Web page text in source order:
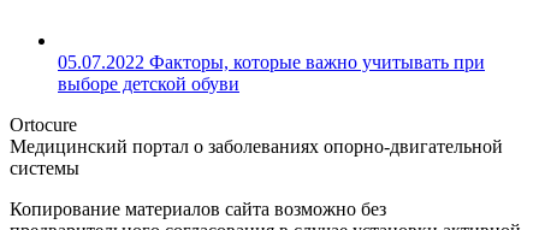
05.07.2022 Факторы, которые важно учитывать при
выборе детской обуви
Ortocure
Медицинский портал о заболеваниях опорно-двигательной
системы
Копирование материалов сайта возможно без